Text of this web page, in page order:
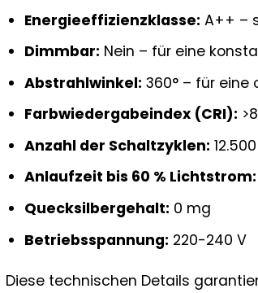
Energieeffizienzklasse: A++ –
Dimmbar: Nein – für eine
Abstrahlwinkel: 360° – für eine
Farbwiedergabeindex (CRI):
Anzahl der Schaltzyklen: 12.500
Anlaufzeit bis 60 % Lichtstrom:
Quecksilbergehalt: 0 mg
Betriebsspannung: 220-240 V
Diese technischen Details